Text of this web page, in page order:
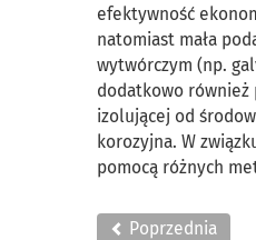
efektywność
natomiast mała
wytwórczym (np.
dodatkowo również
izolującej od
korozyjna. W
pomocą różnych
Poprzednia